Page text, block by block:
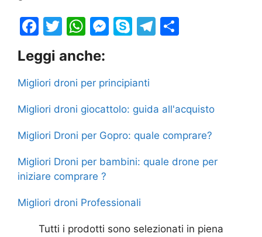
F
c
e
b
o
o
k
T
itt
er
W
h
at
s
A
p
p
M
s
e
n
g
er
S
p
e
T
a
m
Leggi anche:
Migliori droni per principianti
Migliori droni giocattolo: guida all'acquisto
Migliori Droni per Gopro: quale comprare?
Migliori Droni per bambini: quale drone per
iniziare comprare ?
Migliori droni Professionali
Tutti i prodotti sono selezionati in piena